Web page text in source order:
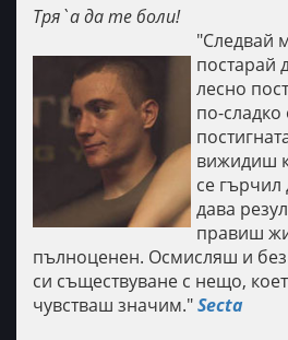
Тря`а да те боли!
"Следвай
постарай
лесно
по-сладко
вижидиш
се гърчил
дава
правиш
пълноценен. Oсмисляш и
си съществуване с нещо,
чувстваш значим."Secta